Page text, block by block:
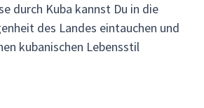
durch Kuba kannst Du in die
des Landes eintauchen und
kubanischen Lebensstil